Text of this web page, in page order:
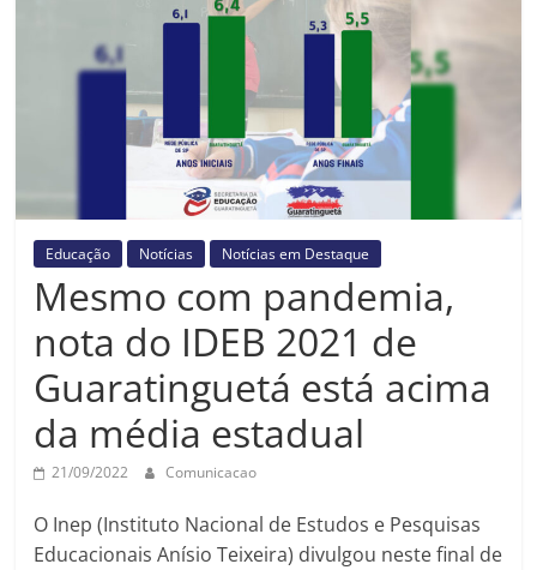
Turística
Guaratinguetá
Educação Notícias Notícias em Destaque
Mesmo com pandemia,
nota do IDEB 2021 de
Guaratinguetá está acima
da média estadual
21/09/2022 Comunicacao
O Inep (Instituto Nacional de Estudos e Pesquisas
Educacionais Anísio Teixeira) divulgou neste final de